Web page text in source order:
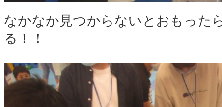
なかなか見つからないとおもった
る！！